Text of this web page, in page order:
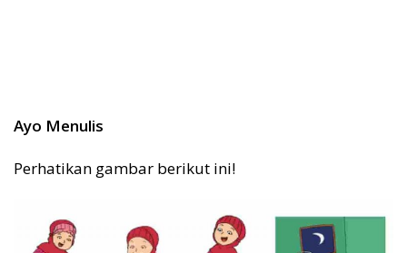
Ayo Menulis
Perhatikan gambar berikut ini!